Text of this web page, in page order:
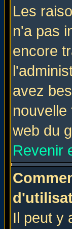
Les
n'a pas
encore
avez
web du
Revenir
Il peut y